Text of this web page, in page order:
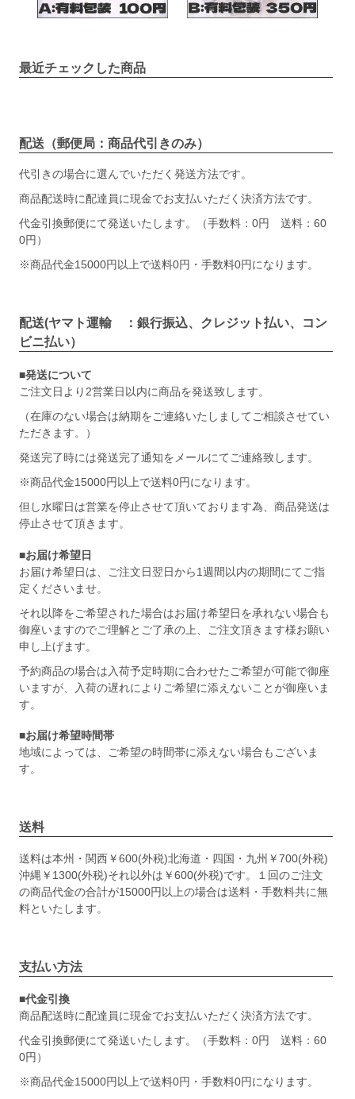
最近チェックした商品
配送（郵便局：商品代引きのみ）
代引きの場合に選んでいただく発送方法です。
商品配送時に配達員に現金でお支払いただく決済方法です。
代金引換郵便にて発送いたします。（手数料：0円 送料：60
0円）
※商品代金15000円以上で送料0円・手数料0円になります。
配送(ヤマト運輸 ：銀行振込、クレジット払い、コン
ビニ払い）
■発送について
ご注文日より2営業日以内に商品を発送致します。
（在庫のない場合は納期をご連絡いたしましてご相談させてい
ただきます。）
発送完了時には発送完了通知をメールにてご連絡致します。
※商品代金15000円以上で送料0円になります。
但し水曜日は営業を停止させて頂いております為、商品発送は
停止させて頂きます。
■お届け希望日
お届け希望日は、ご注文日翌日から1週間以内の期間にてご指
定くださいませ。
それ以降をご希望された場合はお届け希望日を承れない場合も
御座いますのでご理解とご了承の上、ご注文頂きます様お願い
申し上げます。
予約商品の場合は入荷予定時期に合わせたご希望が可能で御座
いますが、入荷の遅れによりご希望に添えないことが御座いま
す。
■お届け希望時間帯
地域によっては、ご希望の時間帯に添えない場合もございま
す。
送料
送料は本州・関西￥600(外税)北海道・四国・九州￥700(外税)
沖縄￥1300(外税)それ以外は￥600(外税)です。１回のご注文
の商品代金の合計が15000円以上の場合は送料・手数料共に無
料といたします。
支払い方法
■代金引換
商品配送時に配達員に現金でお支払いただく決済方法です。
代金引換郵便にて発送いたします。（手数料：0円 送料：60
0円）
※商品代金15000円以上で送料0円・手数料0円になります。